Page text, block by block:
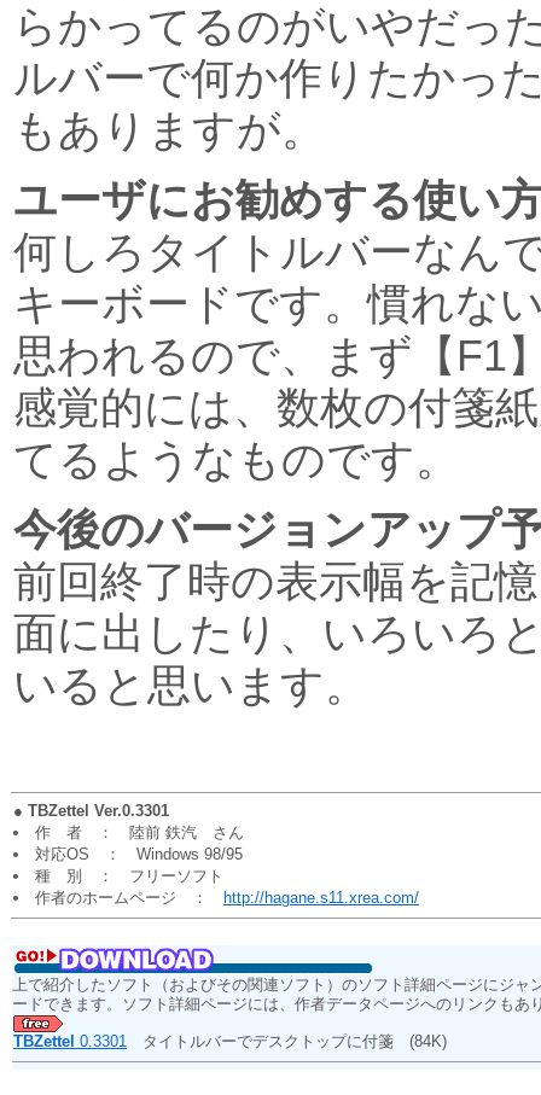
らかってるのがいやだっ
ルバーで何か作りたかっ
もありますが。
ユーザにお勧めする使い
何しろタイトルバーなん
キーボードです。慣れな
思われるので、まず【F1
感覚的には、数枚の付箋
てるようなものです。
今後のバージョンアップ
前回終了時の表示幅を記
面に出したり、いろいろ
いると思います。
● TBZettel Ver.0.3301
作 者 ： 陸前 鉄汽 さん
対応OS ： Windows 98/95
種 別 ： フリーソフト
作者のホームページ ：
http://hagane.s11.xrea.com/
上で紹介したソフト（およびその関連ソフト）のソフト詳細ページにジ
ードできます。ソフト詳細ページには、作者データページへのリンクもあ
TBZettel 0.3301 タイトルバーでデスクトップに付箋 (84K)